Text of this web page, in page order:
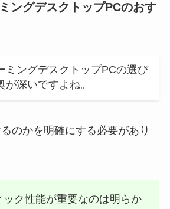
ングデスクトップPCのおす
ミングデスクトップPCの選び
深いですよね。
のかを明確にする必要があり
ック性能が重要なのは明らか